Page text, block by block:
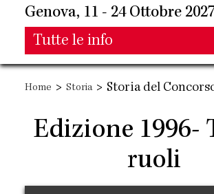
Genova, 11 - 24 Ottobre 2027
Main
navigation
Tutte le info
Main
navigation
Home > Storia > Storia del
Edizione 1996-
ruoli